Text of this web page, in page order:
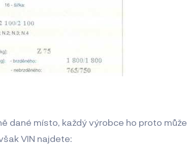
dané místo, každý výrobce ho proto může
VIN najdete: